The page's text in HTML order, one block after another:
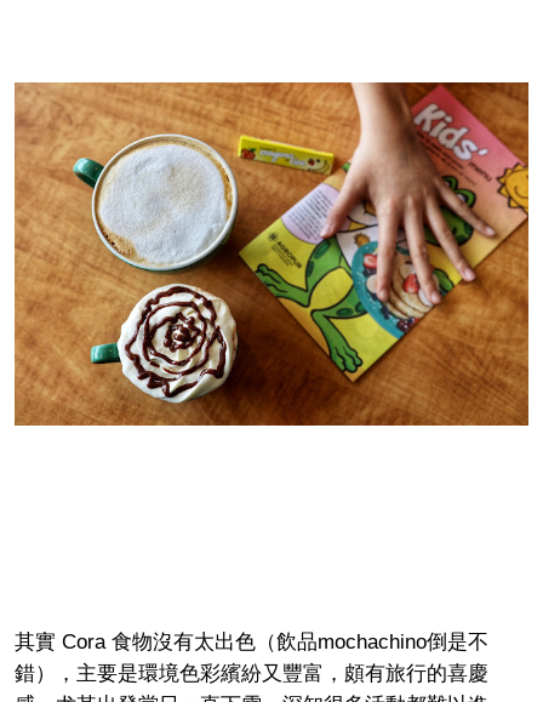
其實 Cora 食物沒有太出色（飲品mochachino倒是不
錯），主要是環境色彩繽紛又豐富，頗有旅行的喜慶